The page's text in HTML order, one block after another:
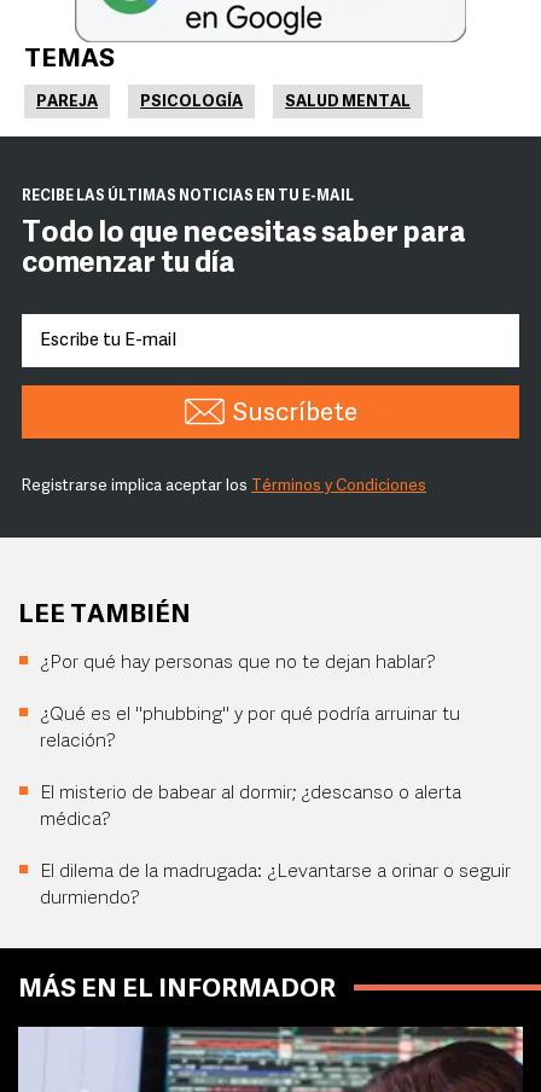
TEMAS
PAREJA PSICOLOGÍA SALUD MENTAL
RECIBE LAS ÚLTIMAS NOTICIAS EN TU E-MAIL
Todo lo que necesitas saber para
comenzar tu día
Suscríbete
Registrarse implica aceptar los Términos y Condiciones
LEE TAMBIÉN
¿Por qué hay personas que no te dejan hablar?
¿Qué es el "phubbing" y por qué podría arruinar tu
relación?
El misterio de babear al dormir; ¿descanso o alerta
médica?
El dilema de la madrugada: ¿Levantarse a orinar o seguir
durmiendo?
MÁS EN EL INFORMADOR